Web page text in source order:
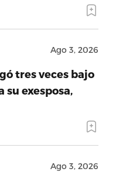
Ago 3, 2026
tres veces bajo
exesposa,
Ago 3, 2026